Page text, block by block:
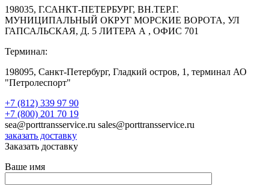
198035, Г.САНКТ-ПЕТЕРБУРГ, ВН.ТЕР.Г.
МУНИЦИПАЛЬНЫЙ ОКРУГ МОРСКИЕ ВОРОТА, УЛ
ГАПСАЛЬСКАЯ, Д. 5 ЛИТЕРА А , ОФИС 701
Терминал:
198095, Санкт-Петербург, Гладкий остров, 1, терминал АО
"Петролеспорт"
+7 (812) 339 97 90
+7 (800) 201 70 19
sea@porttransservice.ru sales@porttransservice.ru
заказать доставку
Заказать доставку
Ваше имя